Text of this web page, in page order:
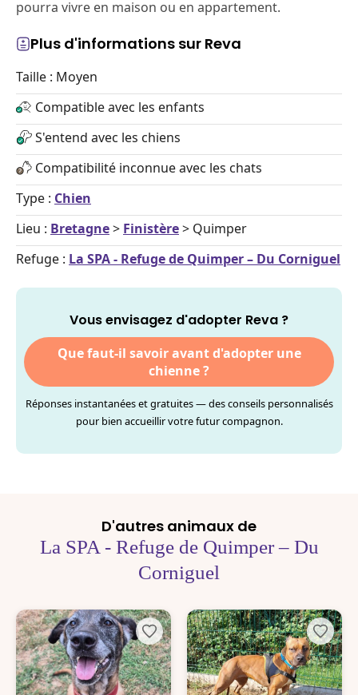
pourra vivre en maison ou en appartement.
Plus d'informations sur Reva
Taille : Moyen
Compatible avec les enfants
S'entend avec les chiens
Compatibilité inconnue avec les chats
Type : Chien
Lieu : Bretagne> Finistère> Quimper
Refuge : La SPA - Refuge de Quimper – Du Corniguel
Vous envisagez d'adopter Reva ?
Que faut-il savoir avant d'adopter une
chienne ?
Réponses instantanées et gratuites — des conseils personnalisés
pour bien accueillir votre futur compagnon.
D'autres animaux de
La SPA - Refuge de Quimper – Du
Corniguel